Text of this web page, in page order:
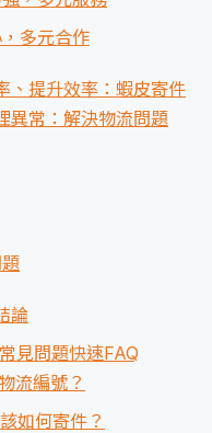
多元合作
、提升效率：蝦皮寄件
異常：解決物流問題
論
見問題快速FAQ
流編號？
如何寄件？